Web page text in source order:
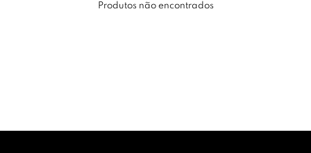
Produtos não encontrados